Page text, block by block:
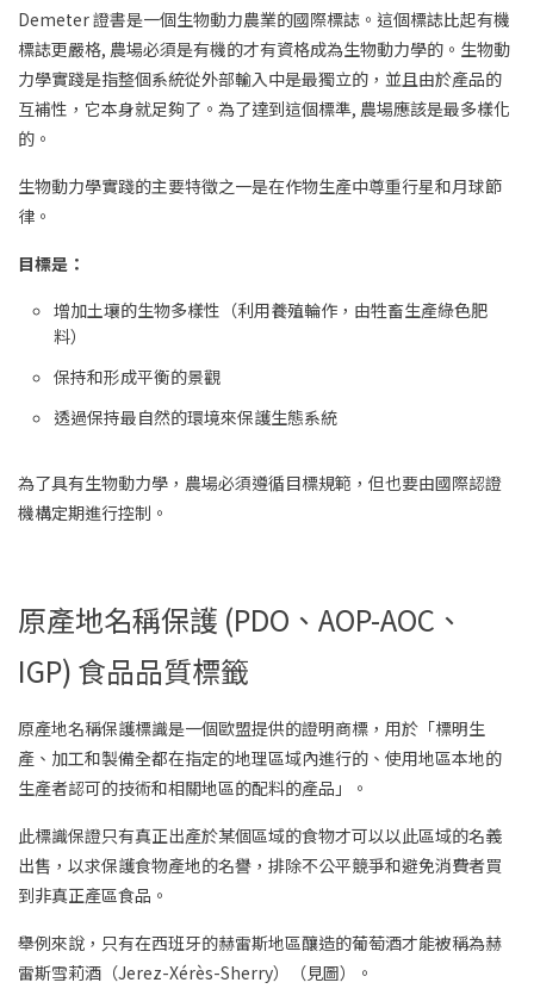
Demeter 證書是一個生物動力農業的國際標誌。這個標誌比起有機
標誌更嚴格, 農場必須是有機的才有資格成為生物動力學的。生物動
力學實踐是指整個系統從外部輸入中是最獨立的，並且由於產品的
互補性，它本身就足夠了。為了達到這個標準, 農場應該是最多樣化
的。
生物動力學實踐的主要特徵之一是在作物生產中尊重行星和月球節
律。
目標是：
增加土壤的生物多樣性（利用養殖輪作，由牲畜生產綠色肥
料）
保持和形成平衡的景觀
透過保持最自然的環境來保護生態系統
為了具有生物動力學，農場必須遵循目標規範，但也要由國際認證
機構定期進行控制。
原產地名稱保護 (PDO、AOP-AOC、
IGP) 食品品質標籤
原產地名稱保護標識是一個歐盟提供的證明商標，用於「標明生
產、加工和製備全都在指定的地理區域內進行的、使用地區本地的
生產者認可的技術和相關地區的配料的產品」。
此標識保證只有真正出產於某個區域的食物才可以以此區域的名義
出售，以求保護食物產地的名譽，排除不公平競爭和避免消費者買
到非真正產區食品。
舉例來說，只有在西班牙的赫雷斯地區釀造的葡萄酒才能被稱為赫
雷斯雪莉酒（Jerez-Xérès-Sherry）（見圖）。